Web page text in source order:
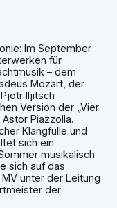
Im September
für
– dem
Mozart, der
Iljitsch
Version der „Vier
Piazzolla.
Klangfülle und
sich ein
musikalisch
sich auf das
unter der Leitung
der